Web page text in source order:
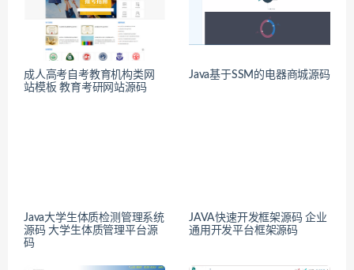
成人高考自考教育机构类网
站模板 教育考研网站源码
Java基于SSM的电器商城源码
Java大学生体质检测管理系统
源码 大学生体质管理平台源
码
JAVA快速开发框架源码 企业
通用开发平台框架源码